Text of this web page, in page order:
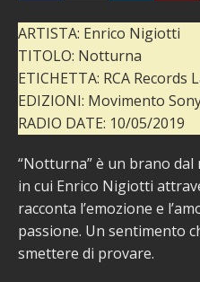
ARTISTA: Enrico Nigiotti
TITOLO: Notturna
ETICHETTA: RCA Records
EDIZIONI: Movimento
RADIO DATE: 10/05/2019
“Notturna” è un brano
in cui Enrico Nigiotti
racconta l’emozione e
passione. Un sentimento
smettere di provare.